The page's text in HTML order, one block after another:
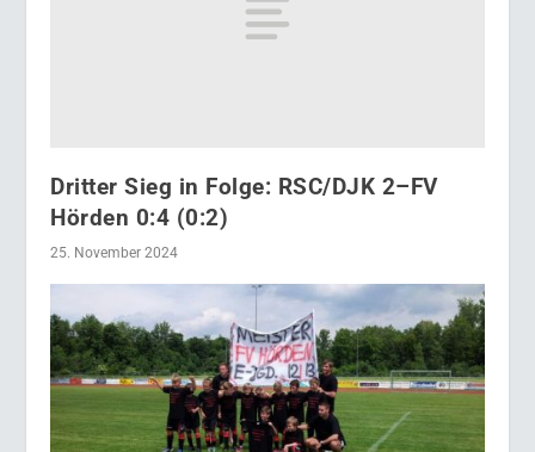
Dritter Sieg in Folge: RSC/DJK 2–FV
Hörden 0:4 (0:2)
25. November 2024